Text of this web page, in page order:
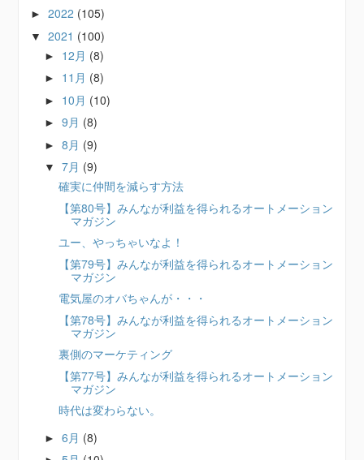
►2022 (105)
▼2021 (100)
► 12月 (8)
► 11月 (8)
► 10月 (10)
►9月 (8)
►8月 (9)
▼7月 (9)
確実に仲間を減らす方法
【第80号】みんなが利益を得られるオートメーション
マガジン
ユー、やっちゃいなよ！
【第79号】みんなが利益を得られるオートメーション
マガジン
電気屋のオバちゃんが・・・
【第78号】みんなが利益を得られるオートメーション
マガジン
裏側のマーケティング
【第77号】みんなが利益を得られるオートメーション
マガジン
時代は変わらない。
►6月 (8)